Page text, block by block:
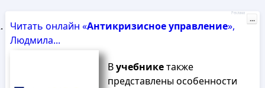
Читать онлайн «Антикризисноеуправление»,
Людмила...
Вучебникетакже
представлены особенности
Реклама
...